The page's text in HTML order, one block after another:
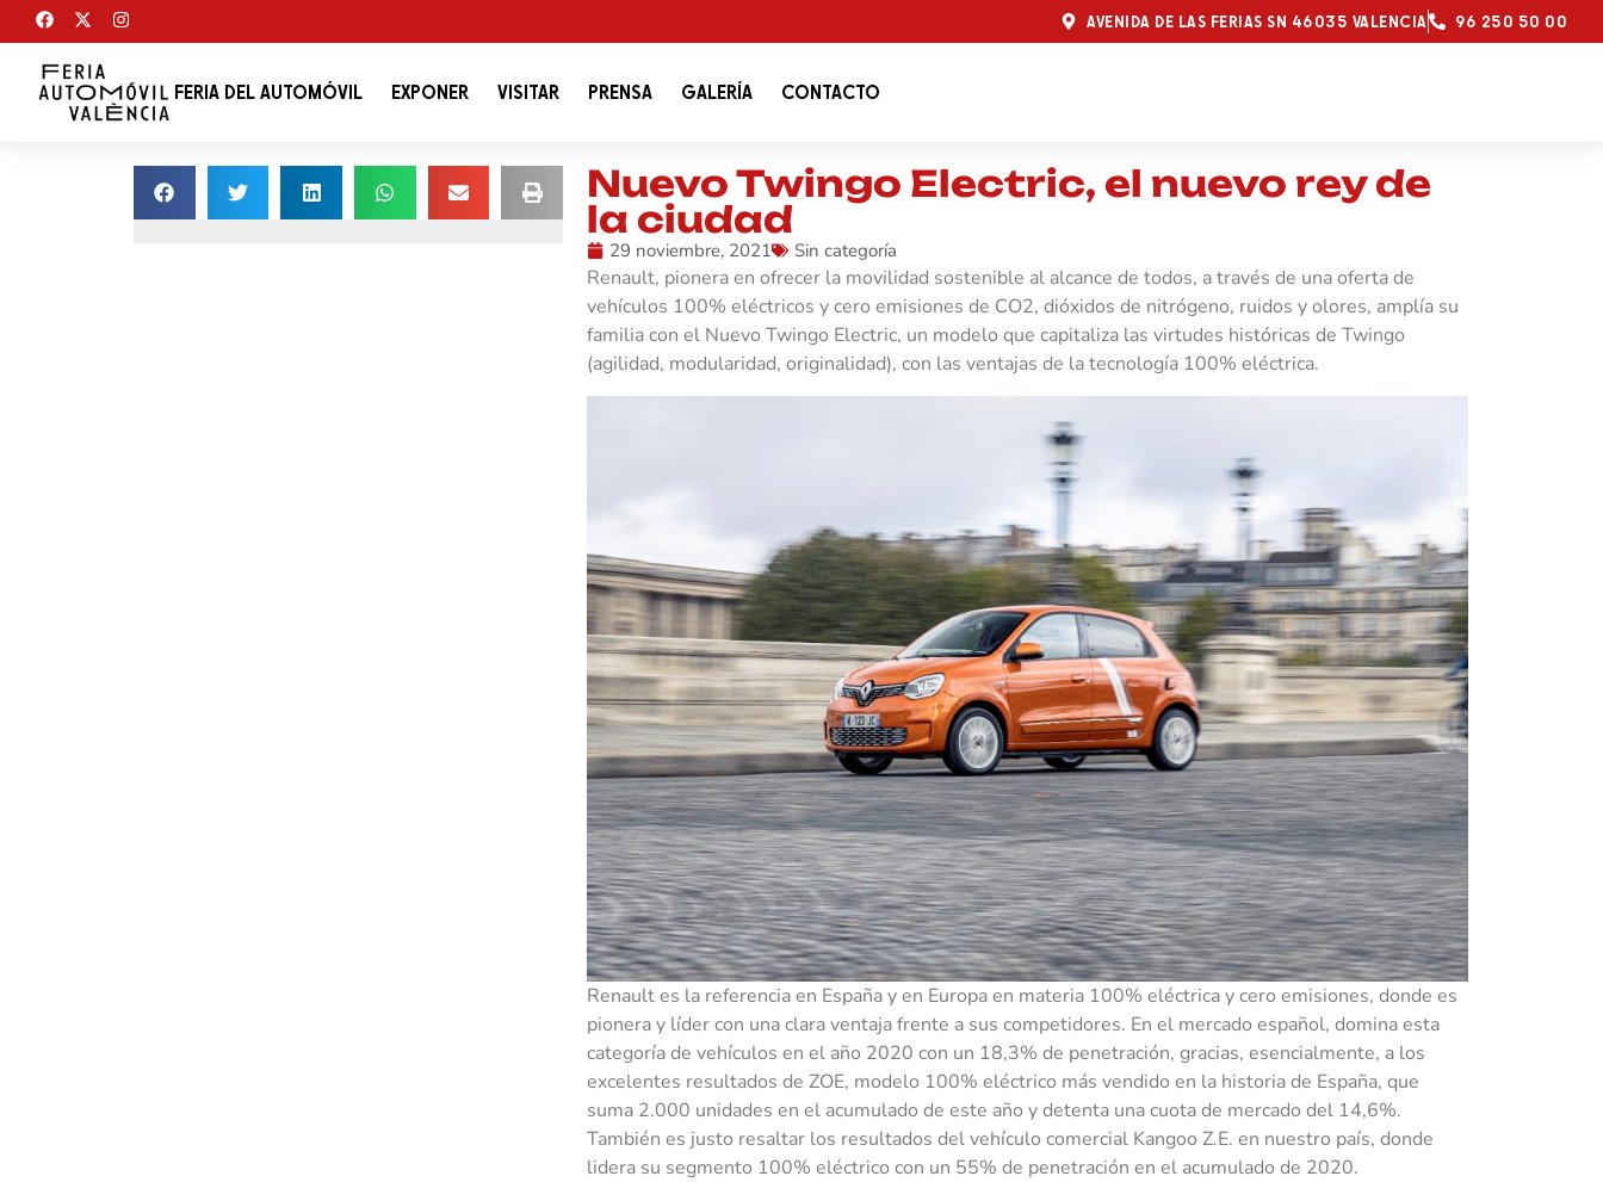
AVENIDA DE LAS FERIAS SN 46035 VALENCIA 96 250 50 00
FERIA DEL AUTOMÓVIL EXPONER VISITAR PRENSA GALERÍA CONTACTO
Nuevo Twingo Electric, el nuevo rey de
la ciudad
29 noviembre, 2021 Sin categoría
Renault, pionera en ofrecer la movilidad sostenible al alcance de todos, a través de una oferta de
vehículos 100% eléctricos y cero emisiones de CO2, dióxidos de nitrógeno, ruidos y olores, amplía su
familia con el Nuevo Twingo Electric, un modelo que capitaliza las virtudes históricas de Twingo
(agilidad, modularidad, originalidad), con las ventajas de la tecnología 100% eléctrica.
Renault es la referencia en España y en Europa en materia 100% eléctrica y cero emisiones, donde es
pionera y líder con una clara ventaja frente a sus competidores. En el mercado español, domina esta
categoría de vehículos en el año 2020 con un 18,3% de penetración, gracias, esencialmente, a los
excelentes resultados de ZOE, modelo 100% eléctrico más vendido en la historia de España, que
suma 2.000 unidades en el acumulado de este año y detenta una cuota de mercado del 14,6%.
También es justo resaltar los resultados del vehículo comercial Kangoo Z.E. en nuestro país, donde
lidera su segmento 100% eléctrico con un 55% de penetración en el acumulado de 2020.